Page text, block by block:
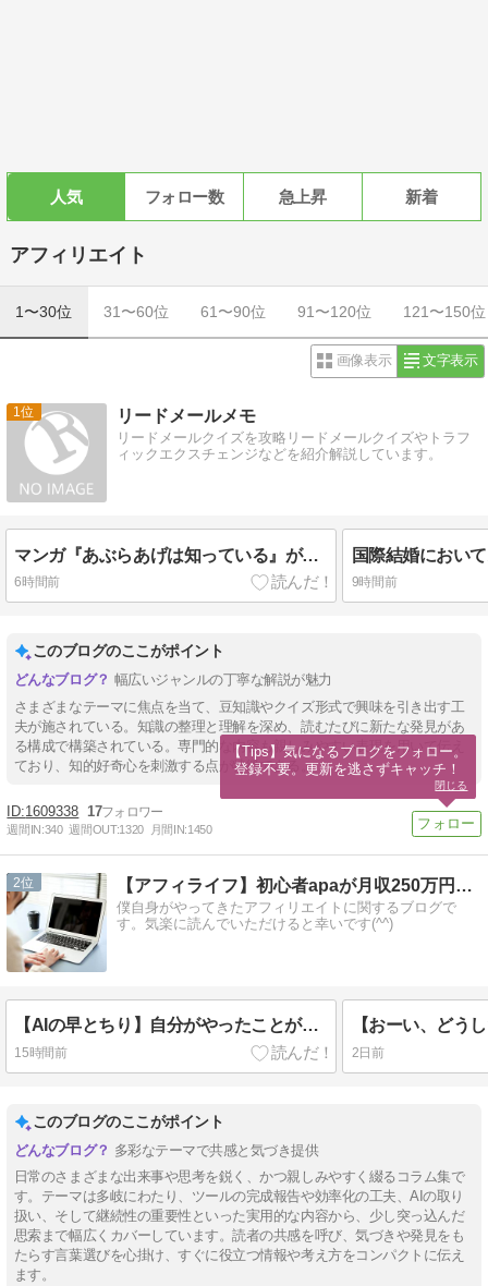
人気 フォロー数 急上昇 新着
アフィリエイト
1〜30位 31〜60位 61〜90位 91〜120位 121〜150位
画像表示 文字表示
1 リードメールメモ
リードメールクイズを攻略リードメールクイズやトラフ
ィックエクスチェンジなどを紹介解説しています。
マンガ『あぶらあげは知っている』が連載されたホーム社のWEBサイトは何でしょう？
6時間前 9時間前
このブログのここがポイント
幅広いジャンルの丁寧な解説が魅力
さまざまなテーマに焦点を当て、豆知識やクイズ形式で興味を引き出す工
夫が施されている。知識の整理と理解を深め、読むたびに新たな発見があ
る構成で構築されている。専門的な内容も親しみやすい表現を用いて伝え
ており、知的好奇心を刺激する点が特徴である。
1609338 17
週間IN:340 週間OUT:1320 月間IN:1450
2 【アフィライフ】初心者apaが月収250万円稼いだ方法
僕自身がやってきたアフィリエイトに関するブログで
す。気楽に読んでいただけると幸いです(^^)
【AIの早とちり】自分がやったことがないことをAIに依頼する危険性。当たり前なことも間違ったまま進むかも
15時間前 2日前
このブログのここがポイント
多彩なテーマで共感と気づき提供
日常のさまざまな出来事や思考を鋭く、かつ親しみやすく綴るコラム集で
す。テーマは多岐にわたり、ツールの完成報告や効率化の工夫、AIの取り
扱い、そして継続性の重要性といった実用的な内容から、少し突っ込んだ
思索まで幅広くカバーしています。読者の共感を呼び、気づきや発見をも
たらす言葉選びを心掛け、すぐに役立つ情報や考え方をコンパクトに伝え
ます。
【Tips】気になるブログをフォロー。
登録不要。更新を逃さずキャッチ！
閉じる